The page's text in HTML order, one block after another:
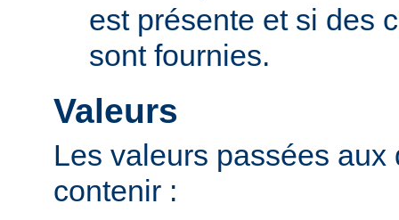
est présente et si des
sont fournies.
Valeurs
Les valeurs passées
contenir :